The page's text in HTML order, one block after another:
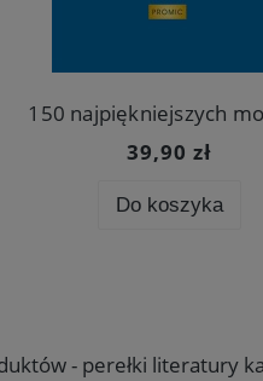
39,90 zł
Do koszyka
- perełki literatury
i otrzymaj
i promocjami Wydawnictwo.pl.